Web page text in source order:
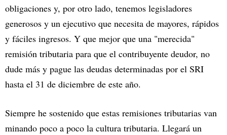
obligaciones y, por otro lado, tenemos legisladores
generosos y un ejecutivo que necesita de mayores, rápidos
y fáciles ingresos. Y que mejor que una "merecida"
remisión tributaria para que el contribuyente deudor, no
dude más y pague las deudas determinadas por el SRI
hasta el 31 de diciembre de este año.
Siempre he sostenido que estas remisiones tributarias van
minando poco a poco la cultura tributaria. Llegará un